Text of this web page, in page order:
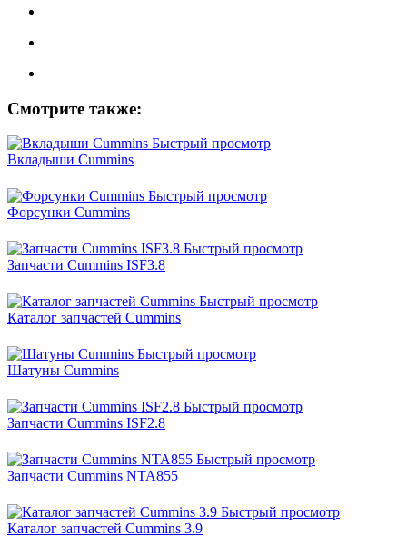
Смотрите также:
Быстрый просмотр
Вкладыши Cummins
Быстрый просмотр
Форсунки Cummins
Быстрый просмотр
Запчасти Cummins ISF3.8
Быстрый просмотр
Каталог запчастей Cummins
Быстрый просмотр
Шатуны Cummins
Быстрый просмотр
Запчасти Cummins ISF2.8
Быстрый просмотр
Запчасти Cummins NTA855
Быстрый просмотр
Каталог запчастей Cummins 3.9